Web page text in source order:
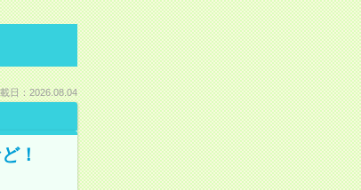
日：2026.08.04
！